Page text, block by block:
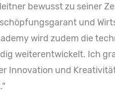
bewusst zu seiner
und
wird zudem die
weiterentwickelt. Ich
Innovation und